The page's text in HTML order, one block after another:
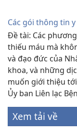
Các gói thông tin
Đề tài: Các
thiếu máu mà
và đạo đức của
khoa, và những
muốn giới thiệu
Ủy ban Liên lạc
Xem tải về